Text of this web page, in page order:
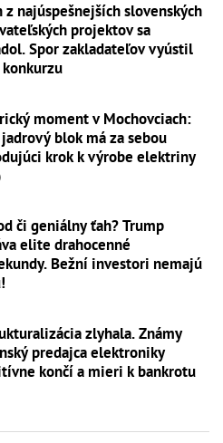
z najúspešnejších slovenských
projektov sa
Spor zakladateľov vyústil
moment v Mochovciach:
blok má za sebou
krok k výrobe elektriny
či geniálny ťah? Trump
elite drahocenné
Bežní investori nemajú
zlyhala. Známy
predajca elektroniky
končí a mieri k bankrotu